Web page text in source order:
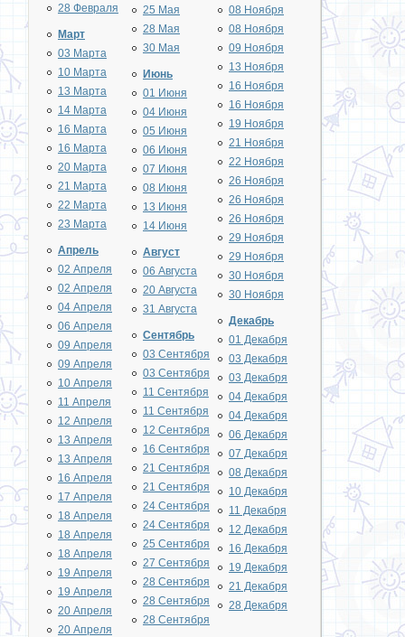
28 Февраля
Март
03 Марта
10 Марта
13 Марта
14 Марта
16 Марта
16 Марта
20 Марта
21 Марта
22 Марта
23 Марта
Апрель
02 Апреля
02 Апреля
04 Апреля
06 Апреля
09 Апреля
09 Апреля
10 Апреля
11 Апреля
12 Апреля
13 Апреля
13 Апреля
16 Апреля
17 Апреля
18 Апреля
18 Апреля
18 Апреля
19 Апреля
19 Апреля
20 Апреля
20 Апреля
25 Мая
28 Мая
30 Мая
Июнь
01 Июня
04 Июня
05 Июня
06 Июня
07 Июня
08 Июня
13 Июня
14 Июня
Август
06 Августа
20 Августа
31 Августа
Сентябрь
03 Сентября
03 Сентября
11 Сентября
11 Сентября
12 Сентября
16 Сентября
21 Сентября
21 Сентября
24 Сентября
24 Сентября
25 Сентября
27 Сентября
28 Сентября
28 Сентября
28 Сентября
08 Ноября
08 Ноября
09 Ноября
13 Ноября
16 Ноября
16 Ноября
19 Ноября
21 Ноября
22 Ноября
26 Ноября
26 Ноября
26 Ноября
29 Ноября
29 Ноября
30 Ноября
30 Ноября
Декабрь
01 Декабря
03 Декабря
03 Декабря
04 Декабря
04 Декабря
06 Декабря
07 Декабря
08 Декабря
10 Декабря
11 Декабря
12 Декабря
16 Декабря
19 Декабря
21 Декабря
28 Декабря